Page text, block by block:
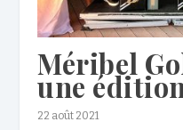
Méribel
une
22 août 2021